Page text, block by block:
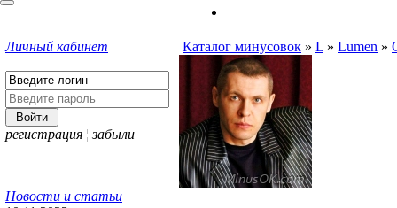
Личный кабинет
регистрация ¦ забыли
Новости и статьи
Каталог минусовок » L » Lumen »